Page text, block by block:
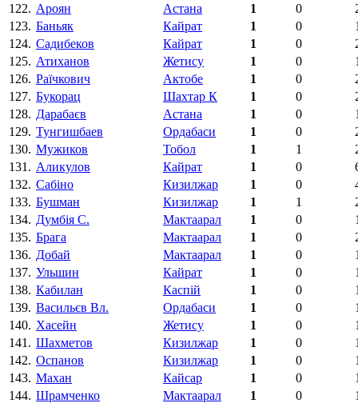
122. Ароян Астана 1 0
123. Баньяк Кайрат 1 0
124. Садибеков Кайрат 1 0
125. Атиханов Жетису 1 0
126. Раїчкович Актобе 1 0
127. Букорац Шахтар К 1 0
128. Дарабаєв Астана 1 0
129. Тунгишбаев Ордабаси 1 0
130. Мужиков Тобол 1 1
131. Аликулов Кайрат 1 0
132. Сабіно Кизилжар 1 0
133. Бушман Кизилжар 1 1
134. Думбія С. Мактаарал 1 0
135. Брага Мактаарал 1 0
136. Добай Мактаарал 1 0
137. Ульшин Кайрат 1 0
138. Кабилан Каспій 1 0
139. Васильєв Вл. Ордабаси 1 0
140. Хасейн Жетису 1 0
141. Шахметов Кизилжар 1 0
142. Оспанов Кизилжар 1 0
143. Махан Кайсар 1 0
144. Шрамченко Мактаарал 1 0